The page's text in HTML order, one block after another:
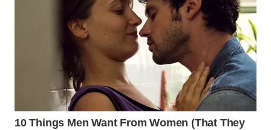
PURWAKARTA
PRIANGAN
TIMUR